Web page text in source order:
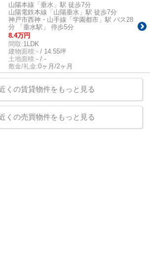
山陽本線「垂水」駅 徒歩7分
山陽電鉄本線「山陽垂水」駅 徒歩7分
神戸市西神・山手線「学園都市」駅 バス28
分 「垂水駅」 停歩5分
8.4万円
間取:1LDK
建物面積:- / 14.55坪
土地面積:- / -
敷金/礼金:0ヶ月/2ヶ月
くの賃貸物件をもっと見る
くの売買物件をもっと見る